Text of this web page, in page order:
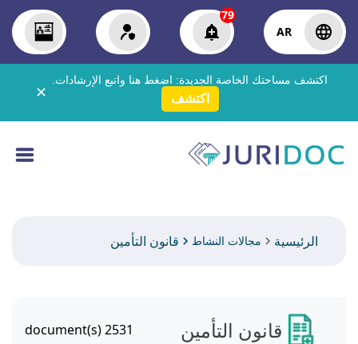
AR
79
اكتشف مساحتك الخاصة الجديدة: اضغط هنا واتبع الإرشادات.
اكتشف ✕
الرئيسية مجالات النشاط قانون التأمين
قانون التأمين 2531